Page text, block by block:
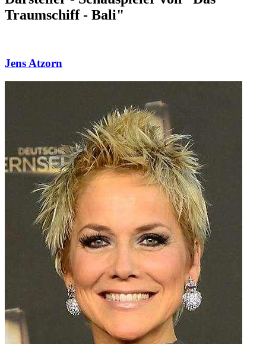
Traumschiff - Bali"
Jens Atzorn